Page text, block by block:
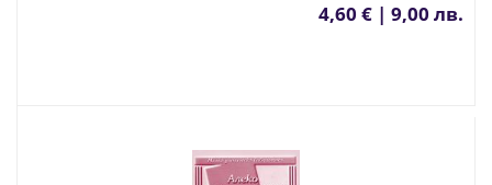
4,60 € | 9,00 лв.